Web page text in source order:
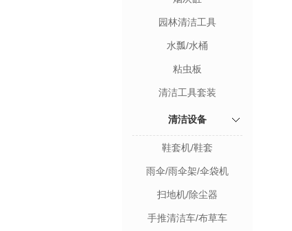
园林清洁工具
水瓢/水桶
粘虫板
清洁工具套装
清洁设备
鞋套机/鞋套
雨伞/雨伞架/伞袋机
扫地机/除尘器
手推清洁车/布草车